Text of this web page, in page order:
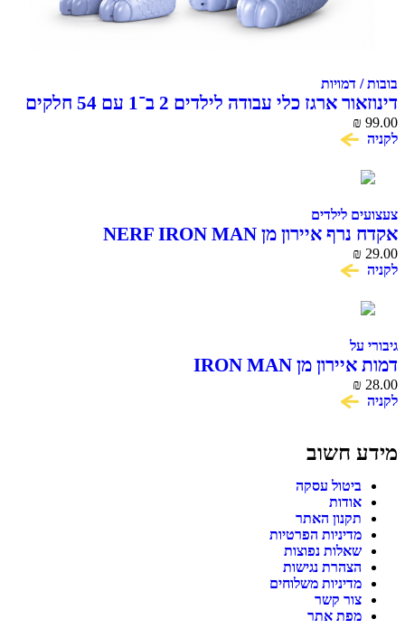
בובות / דמויות
דינוזאור ארגז כלי עבודה לילדים 2 ב־1 עם 54 חלקים
₪ 99.00
לקניה
צעצועים לילדים
אקדח נרף איירון מן NERF IRON MAN
₪ 29.00
לקניה
גיבורי על
דמות איירון מן IRON MAN
₪ 28.00
לקניה
מידע חשוב
ביטול עסקה
אודות
תקנון האתר
מדיניות הפרטיות
שאלות נפוצות
הצהרת נגישות
מדיניות משלוחים
צור קשר
מפת אתר